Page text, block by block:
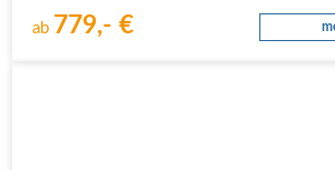
ab 779,- €